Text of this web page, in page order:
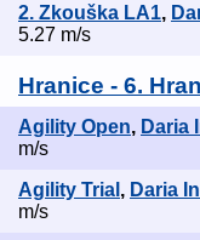
2. Zkouška LA1,
5.27 m/s
Hranice - 6.
Agility Open, Daria
m/s
Agility Trial , Daria
m/s